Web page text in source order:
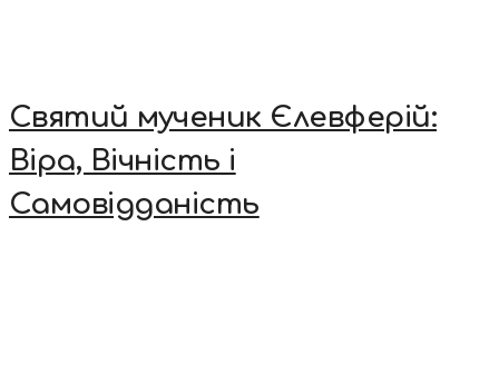
Святий мученик Єлевферій:
Віра, Вічність і
Самовідданість